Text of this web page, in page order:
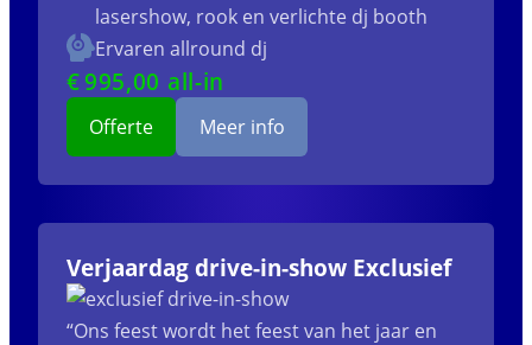
lasershow, rook en verlichte dj booth
Ervaren allround dj
€995,00 all-in
Offerte Meer info
Verjaardag drive-in-show Exclusief
“Ons feest wordt het feest van het jaar en